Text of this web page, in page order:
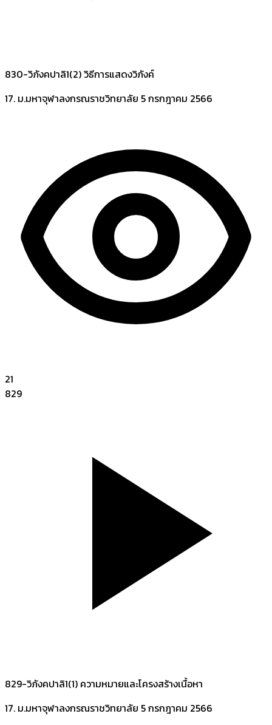
830-วิภังคปาลิ1(2) วิธีการแสดงวิภังค์
17. ม.มหาจุฬาลงกรณราชวิทยาลัย 5 กรกฎาคม 2566
21
829
829-วิภังคปาลิ1(1) ความหมายและโครงสร้างเนื้อหา
17. ม.มหาจุฬาลงกรณราชวิทยาลัย 5 กรกฎาคม 2566